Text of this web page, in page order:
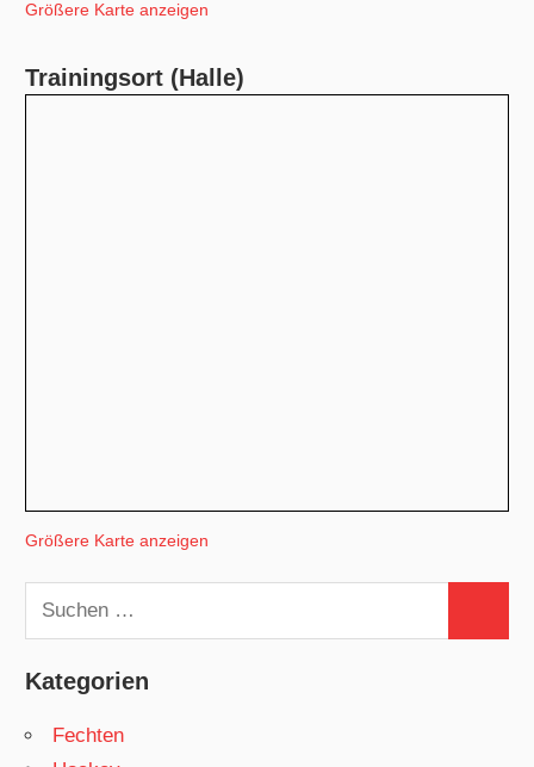
Größere Karte anzeigen
Trainingsort (Halle)
Größere Karte anzeigen
Suchen
nach:
Kategorien
Fechten